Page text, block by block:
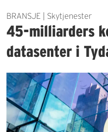
BRANSJE | Skytjenester
45-milliarders
datasenter i